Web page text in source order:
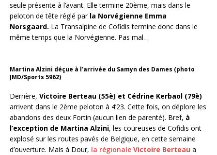
seule présente à l’avant. Elle termine 20ème, mais dans le
peloton de tête réglé par la Norvégienne Emma
Norsgaard. La Transalpine de Cofidis termine donc dans le
même temps que la Norvégienne. Pas mal…
Martina Alzini déçue à l’arrivée du Samyn des Dames (photo
JMD/Sports 5962)
Derrière, Victoire Berteau (55è) et Cédrine Kerbaol (79è)
arrivent dans le 2ème peloton à 4’23. Cette fois, on déplore les
abandons des deux Fortin (aucun lien de parenté). Bref, à
l’exception de Martina Alzini, les coureuses de Cofidis ont
explosé sur les routes pavés de Belgique, en cette semaine
d’ouverture. Mais à Dour, la régionale Victoire Berteau a